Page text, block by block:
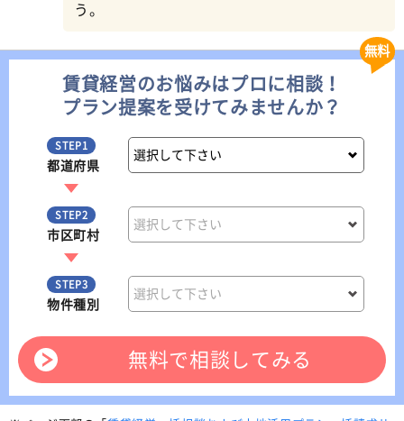
う。
賃貸経営のお悩みはプロに相談！
プラン提案を受けてみませんか？
無料
STEP1
都道府県
STEP2
市区町村
STEP3
物件種別
無料で相談してみる